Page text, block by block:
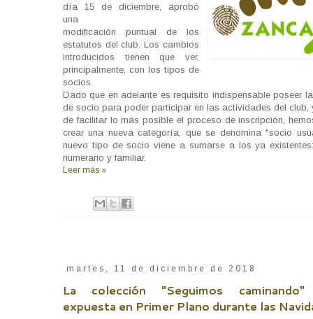
día 15 de diciembre, aprobó
una
modificación puntual de los
estatutos del club. Los cambios
introducidos tienen que ver,
principalmente, con los tipos de
socios.
Dado que en adelante es requisito indispensable poseer
de socio para poder participar en las actividades del club,
de facilitar lo más posible el proceso de inscripción,
crear una nueva categoría, que se denomina "socio
nuevo tipo de socio viene a sumarse a los ya
numerario y familiar.
Leer más »
martes, 11 de diciembre de 2018
La colección "Seguimos
expuesta en Primer Plano durante las